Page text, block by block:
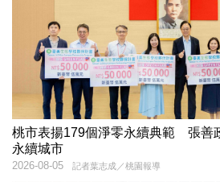
桃市表揚179個淨零永續典範 張善
永續城市
記者葉志成／桃園報導
2026-08-05